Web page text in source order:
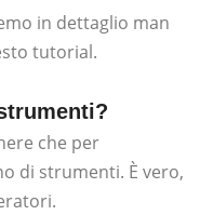
in dettaglio man
tutorial.
che per
di strumenti. È vero,